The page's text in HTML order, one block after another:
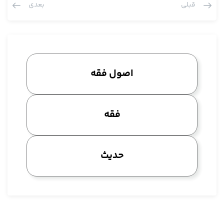
الان دست عمرو است، الان عمرو ید دارد، آیا به استصحاب بقای ملک
معارضند تمام این ها در استصحاب در شبهات موضوعیه است، در
شبهات حکمیه کلیه نیست.
علی ای حال و لذا ما عرض کردیم اجمالا می شود مطلبی را قائل بود یا
به عنوان خاتمه یا تنبیه، به قول آقایان تنبیهات. یک عده از اصول
عملیه یا قواعد فقهیه که دارای کاربرد زیادی در فقه هستند و
خلاف القواعد و إلا نباید این ها بحث بشود چون در شبهات موضوعیه
است. این یک نکته کلی بود که قبل از این که وارد در بحث بشویم
راجع به قاعده فراغ و تجاوز گفته شده فرقشان واضح است، این نکته
قبلی بعدی
اصول فقه
فقه
حدیث